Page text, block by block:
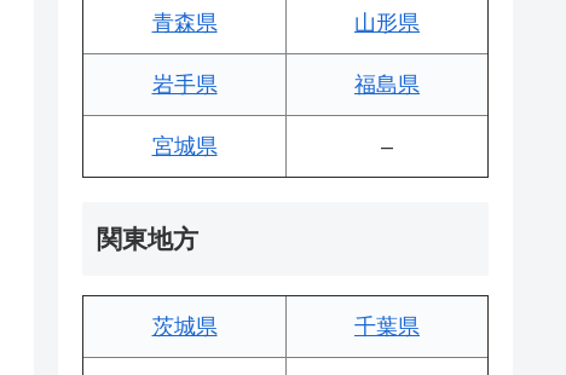
青森県 山形県
岩手県 福島県
宮城県 –
関東地方
茨城県 千葉県